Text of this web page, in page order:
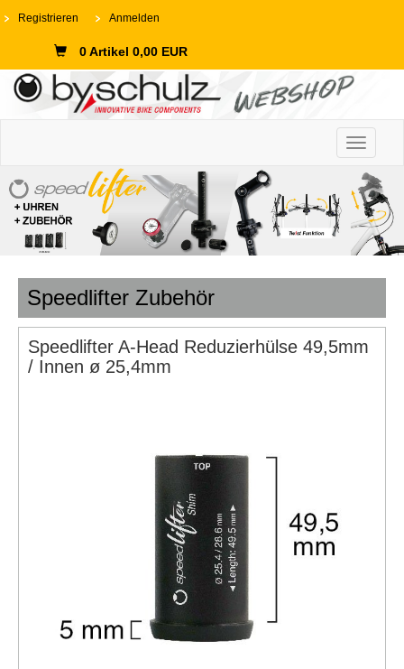
Registrieren Anmelden
0 Artikel 0,00 EUR
Toggle
Speedlifter Zubehör
Speedlifter A-Head Reduzierhülse 49,5mm
/ Innen ø 25,4mm